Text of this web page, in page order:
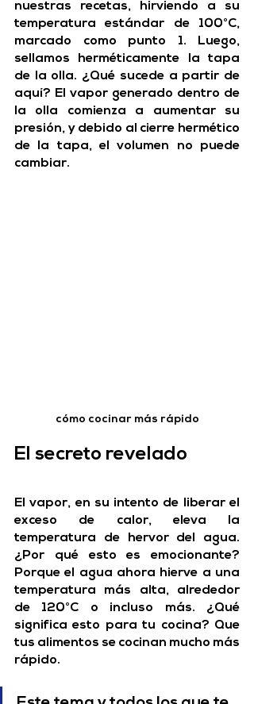
nuestras recetas, hirviendo a su
temperatura estándar de 100°C,
marcado como punto 1. Luego,
sellamos herméticamente la tapa
de la olla. ¿Qué sucede a partir de
aquí? El vapor generado dentro de
la olla comienza a aumentar su
presión, y debido al cierre hermético
de la tapa, el volumen no puede
cambiar.
cómo cocinar más rápido
El secreto revelado
El vapor, en su intento de liberar el
exceso de calor, eleva la
temperatura de hervor del agua.
¿Por qué esto es emocionante?
Porque el agua ahora hierve a una
temperatura más alta, alrededor
de 120°C o incluso más. ¿Qué
significa esto para tu cocina? Que
tus alimentos se cocinan mucho más
rápido.